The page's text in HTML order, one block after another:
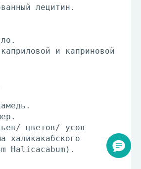
лецитин.
и каприновой
цветов/ усов
халикакабского
Halicacabum).